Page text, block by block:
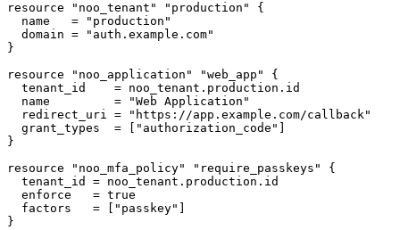
resource "noo_tenant" "production" {
  name   = "production"
  domain = "auth.example.com"
}
resource "noo_application" "web_app" {
  tenant_id    = noo_tenant.production.id
  name         = "Web Application"
  redirect_uri = "https://app.example.com/callback"
  grant_types  = ["authorization_code"]
}
resource "noo_mfa_policy" "require_passkeys" {
  tenant_id = noo_tenant.production.id
  enforce   = true
  factors   = ["passkey"]
}